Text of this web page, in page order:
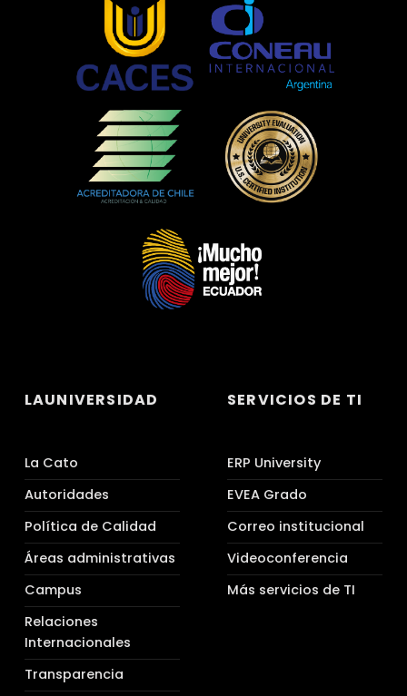
LAUNIVERSIDAD
La Cato
Autoridades
Política de Calidad
Áreas administrativas
Campus
Relaciones
Internacionales
Transparencia
SERVICIOS DE TI
ERP University
EVEA Grado
Correo institucional
Videoconferencia
Más servicios de TI